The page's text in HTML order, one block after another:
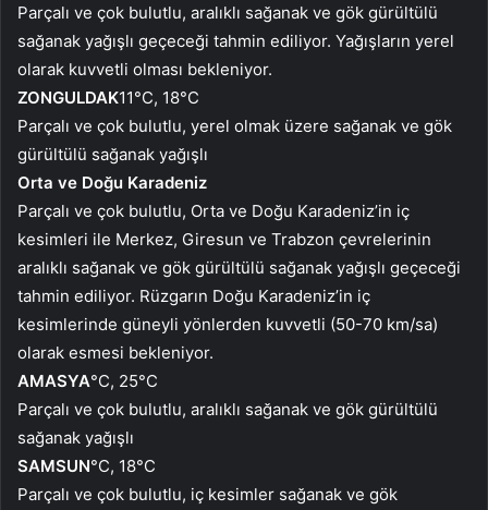
Parçalı ve çok bulutlu, aralıklı sağanak ve gök gürültülü
sağanak yağışlı geçeceği tahmin ediliyor. Yağışların yerel
olarak kuvvetli olması bekleniyor.
ZONGULDAK11°C, 18°C
Parçalı ve çok bulutlu, yerel olmak üzere sağanak ve gök
gürültülü sağanak yağışlı
Orta ve Doğu Karadeniz
Parçalı ve çok bulutlu, Orta ve Doğu Karadeniz’in iç
kesimleri ile Merkez, Giresun ve Trabzon çevrelerinin
aralıklı sağanak ve gök gürültülü sağanak yağışlı geçeceği
tahmin ediliyor. Rüzgarın Doğu Karadeniz’in iç
kesimlerinde güneyli yönlerden kuvvetli (50-70 km/sa)
olarak esmesi bekleniyor.
AMASYA°C, 25°C
Parçalı ve çok bulutlu, aralıklı sağanak ve gök gürültülü
sağanak yağışlı
SAMSUN°C, 18°C
Parçalı ve çok bulutlu, iç kesimler sağanak ve gök